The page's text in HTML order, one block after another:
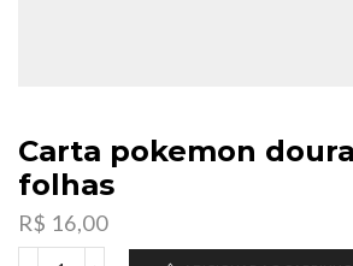
Carta pokemon
folhas
R$ 16,00